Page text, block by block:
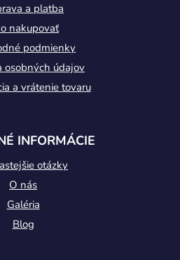
a platba
nakupovať
podmienky
osobných údajov
a vrátenie tovaru
INFORMÁCIE
otázky
O nás
Galéria
Blog